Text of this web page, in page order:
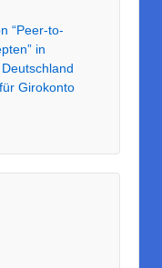
“Peer-to-
in
Girokonto